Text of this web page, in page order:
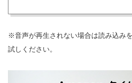
※音声が再生されない場合は読み込み
試しください。